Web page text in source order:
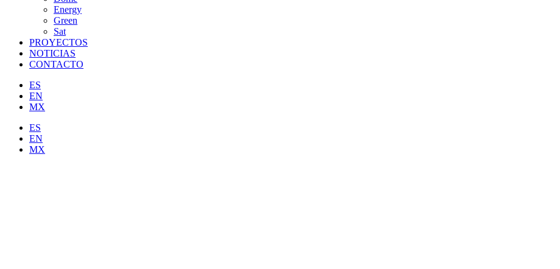
Energy
Green
Sat
PROYECTOS
NOTICIAS
CONTACTO
ES
EN
MX
ES
EN
MX